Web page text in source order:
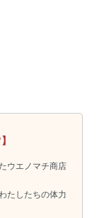
ウエノマチ商店
たしたちの体力